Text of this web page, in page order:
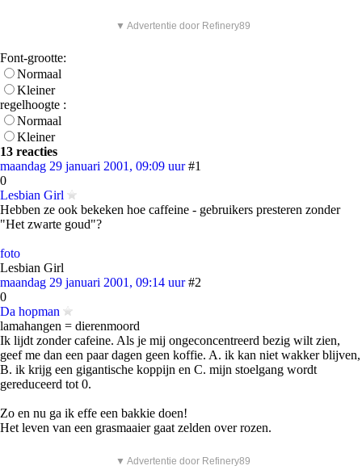
▼ Advertentie door Refinery89
Font-grootte:
Normaal
Kleiner
regelhoogte :
Normaal
Kleiner
13 reacties
maandag 29 januari 2001, 09:09 uur #1
0
Lesbian Girl
Hebben ze ook bekeken hoe caffeine - gebruikers presteren zonder
"Het zwarte goud"?
foto
Lesbian Girl
maandag 29 januari 2001, 09:14 uur #2
0
Da hopman
lamahangen = dierenmoord
Ik lijdt zonder cafeine. Als je mij ongeconcentreerd bezig wilt zien,
geef me dan een paar dagen geen koffie. A. ik kan niet wakker blijven,
B. ik krijg een gigantische koppijn en C. mijn stoelgang wordt
gereduceerd tot 0.
Zo en nu ga ik effe een bakkie doen!
Het leven van een grasmaaier gaat zelden over rozen.
▼ Advertentie door Refinery89